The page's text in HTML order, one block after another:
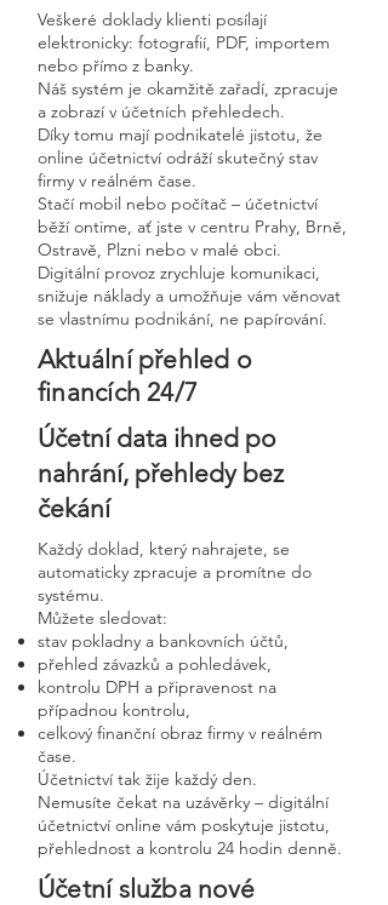
Veškeré doklady klienti posílají
elektronicky: fotografií, PDF, importem
nebo přímo z banky.
Náš systém je okamžitě zařadí, zpracuje
a zobrazí v účetních přehledech.
Díky tomu mají podnikatelé jistotu, že
online účetnictví odráží skutečný stav
firmy v reálném čase.
Stačí mobil nebo počítač – účetnictví
běží ontime, ať jste v centru Prahy, Brně,
Ostravě, Plzni nebo v malé obci.
Digitální provoz zrychluje komunikaci,
snižuje náklady a umožňuje vám věnovat
se vlastnímu podnikání, ne papírování.
Aktuální přehled o
financích 24/7
Účetní data ihned po
nahrání, přehledy bez
čekání
Každý doklad, který nahrajete, se
automaticky zpracuje a promítne do
systému.
Můžete sledovat:
stav pokladny a bankovních účtů,
přehled závazků a pohledávek,
kontrolu DPH a připravenost na
případnou kontrolu,
celkový finanční obraz firmy v reálném
čase.
Účetnictví tak žije každý den.
Nemusíte čekat na uzávěrky – digitální
účetnictví online vám poskytuje jistotu,
přehlednost a kontrolu 24 hodin denně.
Účetní služba nové